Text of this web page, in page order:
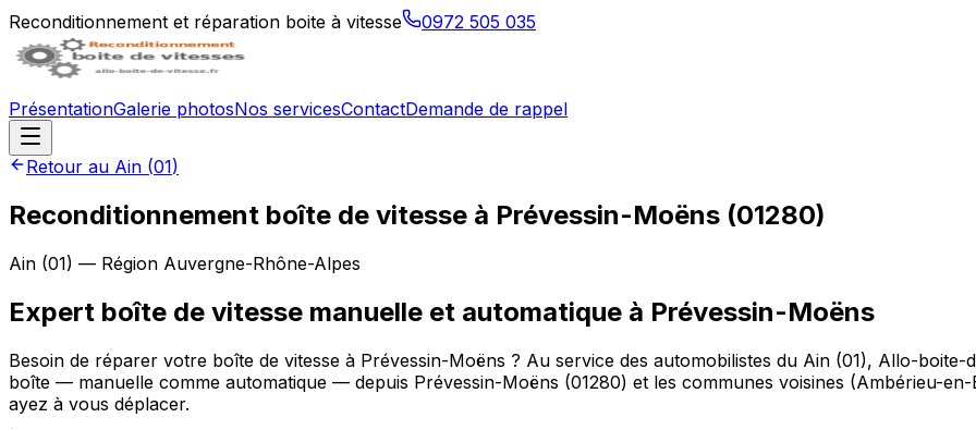
Reconditionnement et réparation boite à vitesse 0972 505 035
PrésentationGalerie photosNos servicesContactDemande de rappel
Retour au Ain (01)
Reconditionnement boîte de vitesse à Prévessin-Moëns (01280)
Ain (01) — Région Auvergne-Rhône-Alpes
Expert boîte de vitesse manuelle et automatique à Prévessin-Moëns
Besoin de réparer votre boîte de vitesse à Prévessin-Moëns ? Au service des automobilistes du Ain (01), Allo-
boîte — manuelle comme automatique — depuis Prévessin-Moëns (01280) et les communes voisines (Ambérieu-
ayez à vous déplacer.